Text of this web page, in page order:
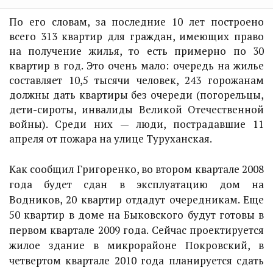
По его словам, за последние 10 лет построено
всего 313 квартир для граждан, имеющих право
на получение жилья, то есть примерно по 30
квартир в год. Это очень мало: очередь на жилье
составляет 10,5 тысячи человек, 243 горожанам
должны дать квартиры без очереди (погорельцы,
дети-сироты, инвалиды Великой Отечественной
войны). Среди них — люди, пострадавшие 11
апреля от пожара на улице Туруханская.
Как сообщил Григоренко, во втором квартале 2008
года будет сдан в эксплуатацию дом на
Водников, 20 квартир отдадут очередникам. Еще
50 квартир в доме на Быковского будут готовы в
первом квартале 2009 года. Сейчас проектируется
жилое здание в микрорайоне Покровский, в
четвертом квартале 2010 года планируется сдать